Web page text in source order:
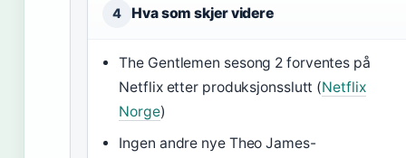
4 Hva som skjer videre
The Gentlemen sesong 2 forventes på
Netflix etter produksjonsslutt (Netflix
Norge)
Ingen andre nye Theo James-